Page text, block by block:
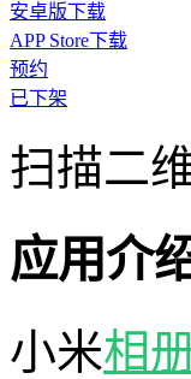
安卓版下载
APP Store下载
预约
已下架
扫描二
应用介
小米相